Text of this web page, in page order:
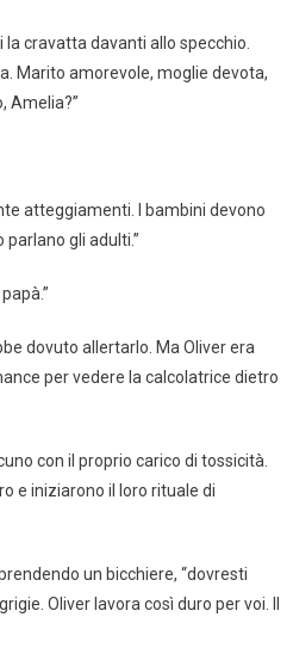
la cravatta davanti allo specchio.
Marito amorevole, moglie devota,
Amelia?”
atteggiamenti. I bambini devono
gli adulti.”
dovuto allertarlo. Ma Oliver era
per vedere la calcolatrice dietro
con il proprio carico di tossicità.
e iniziarono il loro rituale di
un bicchiere, “dovresti
Oliver lavora così duro per voi. Il